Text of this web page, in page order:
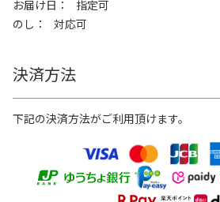
お届け日
指定可
のし
対応可
決済方法
下記の決済方法がご利用頂けます。